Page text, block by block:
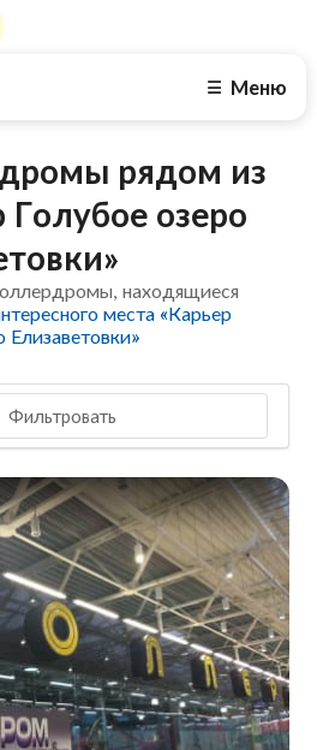
☰ Меню
рядом из
Голубое озеро
находящиеся
места «Карьер
Елизаветовки»
Фильтровать